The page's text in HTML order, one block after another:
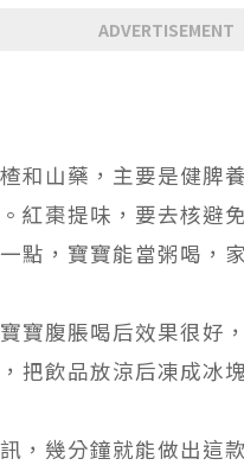
ADVERTISEMENT
和山藥，主要是健脾
紅棗提味，要去核避
點，寶寶能當粥喝，
寶腹脹喝后效果很好
把飲品放涼后凍成冰
，幾分鐘就能做出這